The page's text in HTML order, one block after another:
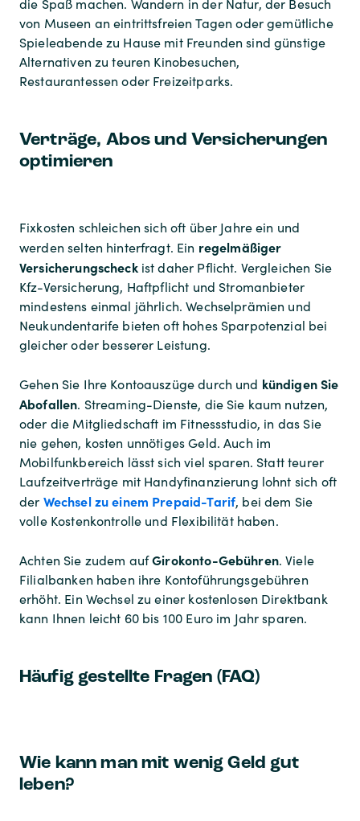
von Museen an eintrittsfreien Tagen oder gemütliche
Spieleabende zu Hause mit Freunden sind günstige
Alternativen zu teuren Kinobesuchen,
Restaurantessen oder Freizeitparks.
Verträge, Abos und Versicherungen
optimieren
Fixkosten schleichen sich oft über Jahre ein und
werden selten hinterfragt. Ein regelmäßiger
Versicherungscheckist daher Pflicht. Vergleichen Sie
Kfz-Versicherung, Haftpflicht und Stromanbieter
mindestens einmal jährlich. Wechselprämien und
Neukundentarife bieten oft hohes Sparpotenzial bei
gleicher oder besserer Leistung.
Gehen Sie Ihre Kontoauszüge durch und kündigen Sie
Abofallen. Streaming-Dienste, die Sie kaum nutzen,
oder die Mitgliedschaft im Fitnessstudio, in das Sie
nie gehen, kosten unnötiges Geld. Auch im
Mobilfunkbereich lässt sich viel sparen. Statt teurer
Laufzeitverträge mit Handyfinanzierung lohnt sich oft
der Wechsel zu einem Prepaid-Tarif, bei dem Sie
volle Kostenkontrolle und Flexibilität haben.
Achten Sie zudem aufGirokonto-Gebühren. Viele
Filialbanken haben ihre Kontoführungsgebühren
erhöht. Ein Wechsel zu einer kostenlosen Direktbank
kann Ihnen leicht 60 bis 100 Euro im Jahr sparen.
Häufig gestellte Fragen (FAQ)
Wie kann man mit wenig Geld gut
leben?